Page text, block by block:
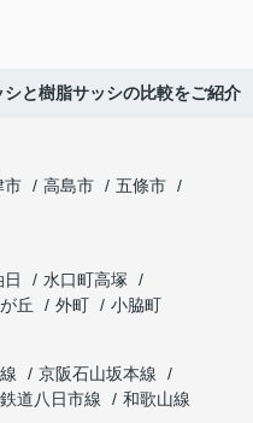
と樹脂サッシの比較をご紹介
市 高島市
五條市
日
水口町高塚
丘 外町
小脇町
京阪石山坂本線
道八日市線
和歌山線